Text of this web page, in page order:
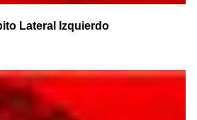
Lateral Izquierdo